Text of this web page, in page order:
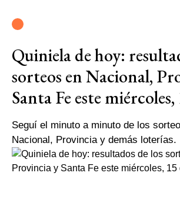
Quiniela de hoy:
sorteos en Nacional,
Santa Fe este
Seguí el minuto a minuto de los
Nacional, Provincia y demás loterías.